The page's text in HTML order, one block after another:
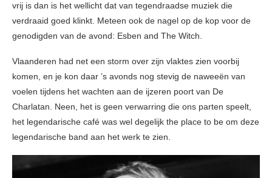
vrij is dan is het wellicht dat van tegendraadse muziek die
verdraaid goed klinkt. Meteen ook de nagel op de kop voor de
genodigden van de avond: Esben and The Witch.
Vlaanderen had net een storm over zijn vlaktes zien voorbij
komen, en je kon daar ’s avonds nog stevig de naweeën van
voelen tijdens het wachten aan de ijzeren poort van De
Charlatan. Neen, het is geen verwarring die ons parten speelt,
het legendarische café was wel degelijk the place to be om deze
legendarische band aan het werk te zien.